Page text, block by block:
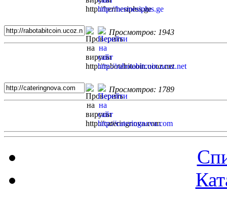
Просмотров: 1943
Просмотров: 1789